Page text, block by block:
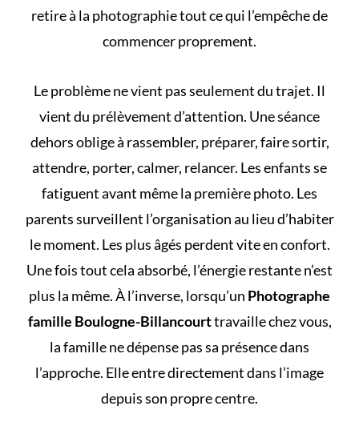
retire à la photographie tout ce qui l’empêche de
commencer proprement.
Le problème ne vient pas seulement du trajet. Il
vient du prélèvement d’attention. Une séance
dehors oblige à rassembler, préparer, faire sortir,
attendre, porter, calmer, relancer. Les enfants se
fatiguent avant même la première photo. Les
parents surveillent l’organisation au lieu d’habiter
le moment. Les plus âgés perdent vite en confort.
Une fois tout cela absorbé, l’énergie restante n’est
plus la même. À l’inverse, lorsqu’un Photographe
famille Boulogne-Billancourttravaille chez vous,
la famille ne dépense pas sa présence dans
l’approche. Elle entre directement dans l’image
depuis son propre centre.